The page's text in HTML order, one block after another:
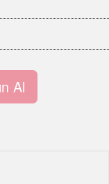
ve pozitif